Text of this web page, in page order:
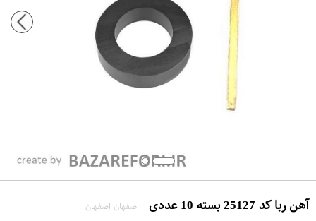
آهن ربا کد 25127 بسته 10 عددی اصفهان اصفهان